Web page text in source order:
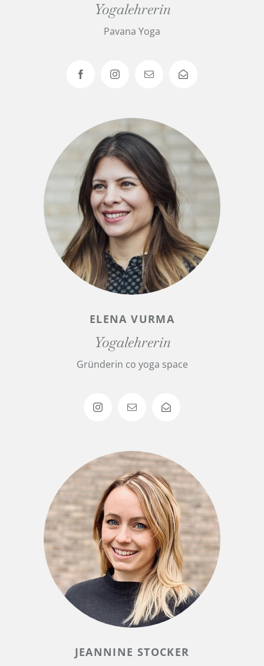
Yogalehrerin
Pavana Yoga
ELENA VURMA
Yogalehrerin
Gründerin co yoga space
JEANNINE STOCKER